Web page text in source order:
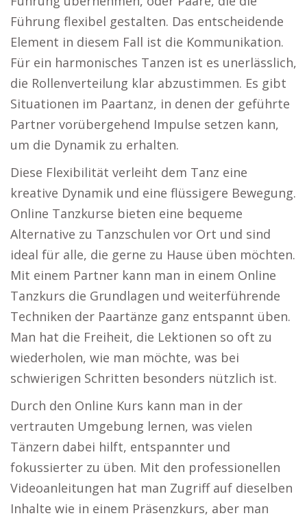
Führung flexibel gestalten. Das entscheidende
Element in diesem Fall ist die Kommunikation.
Für ein harmonisches Tanzen ist es unerlässlich,
die Rollenverteilung klar abzustimmen. Es gibt
Situationen im Paartanz, in denen der geführte
Partner vorübergehend Impulse setzen kann,
um die Dynamik zu erhalten.
Diese Flexibilität verleiht dem Tanz eine
kreative Dynamik und eine flüssigere Bewegung.
Online Tanzkurse bieten eine bequeme
Alternative zu Tanzschulen vor Ort und sind
ideal für alle, die gerne zu Hause üben möchten.
Mit einem Partner kann man in einem Online
Tanzkurs die Grundlagen und weiterführende
Techniken der Paartänze ganz entspannt üben.
Man hat die Freiheit, die Lektionen so oft zu
wiederholen, wie man möchte, was bei
schwierigen Schritten besonders nützlich ist.
Durch den Online Kurs kann man in der
vertrauten Umgebung lernen, was vielen
Tänzern dabei hilft, entspannter und
fokussierter zu üben. Mit den professionellen
Videoanleitungen hat man Zugriff auf dieselben
Inhalte wie in einem Präsenzkurs, aber man